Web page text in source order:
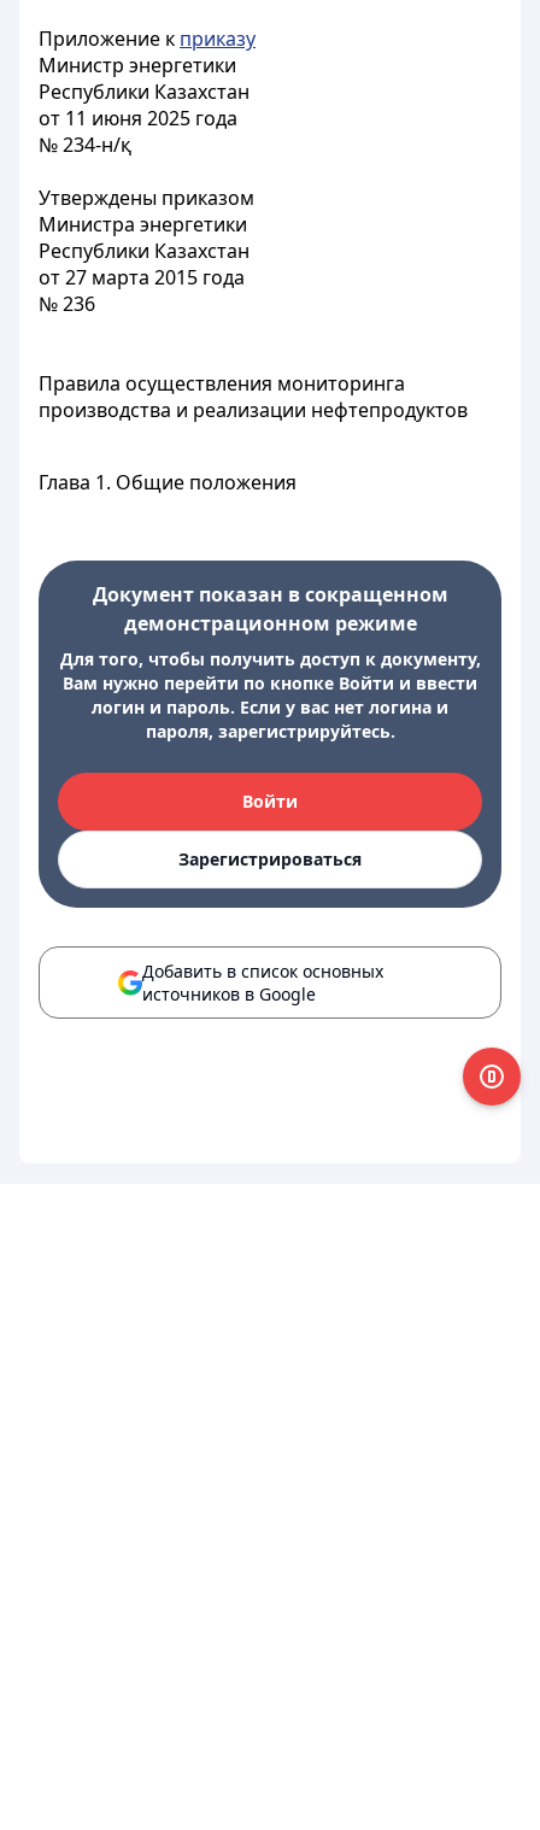
Приложение к приказу
Министр энергетики
Республики Казахстан
от 11 июня 2025 года
№ 234-н/қ
Утверждены приказом
Министра энергетики
Республики Казахстан
от 27 марта 2015 года
№ 236
Правила осуществления мониторинга
производства и реализации нефтепродуктов
Глава 1. Общие положения
Документ показан в сокращенном
демонстрационном режиме
Для того, чтобы получить доступ к документу,
Вам нужно перейти по кнопке Войти и ввести
логин и пароль. Если у вас нет логина и
пароля, зарегистрируйтесь.
Войти
Зарегистрироваться
Добавить в список основных
источников в Google